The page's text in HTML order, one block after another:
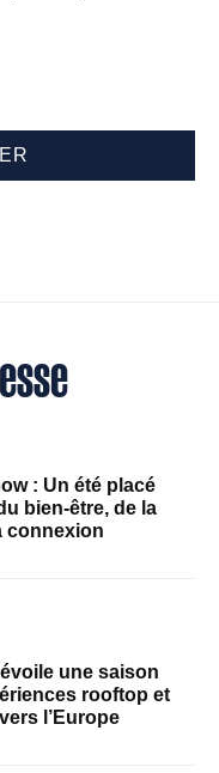
: Un été placé
bien-être, de la
connexion
une saison
rooftop et
l’Europe